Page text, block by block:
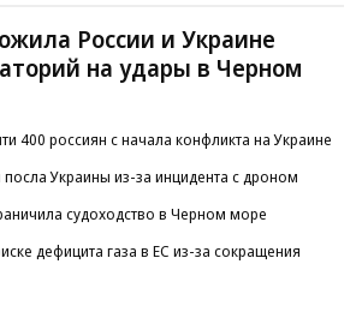
России и Украине
на удары в Черном
400 россиян с начала конфликта на Украине
Украины из-за инцидента с дроном
судоходство в Черном море
дефицита газа в ЕС из-за сокращения